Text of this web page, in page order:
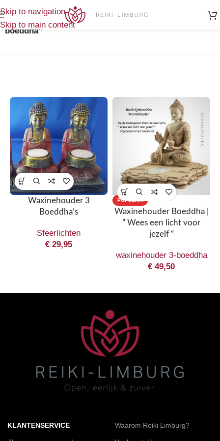
Skip to navigation
Skip to main content
Producten getagged “waxinehouder
boeddha”
Waxinehouder 3
Boeddha’s
Sfeerlichten
€ 29,95
POPULAIR
Waxinehouder Boeddha |
” Wees een licht voor
jezelf “
waxinehouder 3-boeddha
€ 49,50
KLANTENSERVICE Waarom Reiki Limburg?